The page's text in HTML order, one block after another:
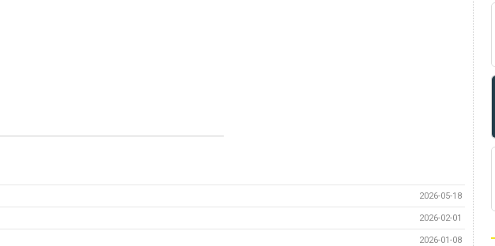
2026-05-18
2026-02-01
2026-01-08